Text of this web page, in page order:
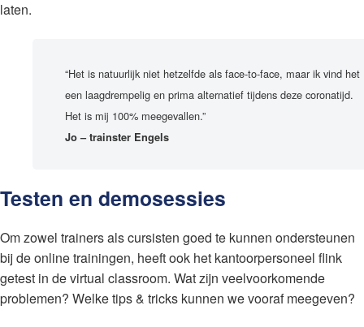
laten.
“Het is natuurlijk niet hetzelfde als face-to-face, maar ik vind het
een laagdrempelig en prima alternatief tijdens deze coronatijd.
Het is mij 100% meegevallen.”
Jo – trainster Engels
Testen en demosessies
Om zowel trainers als cursisten goed te kunnen ondersteunen
bij de online trainingen, heeft ook het kantoorpersoneel flink
getest in de virtual classroom. Wat zijn veelvoorkomende
problemen? Welke tips & tricks kunnen we vooraf meegeven?